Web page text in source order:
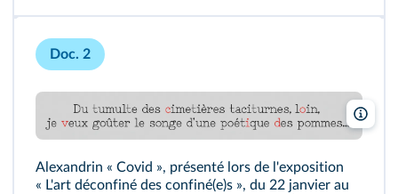
Doc. 2
Alexandrin « Covid », présenté lors de l'exposition
« L'art déconfiné des confiné(e)s », du 22 janvier au